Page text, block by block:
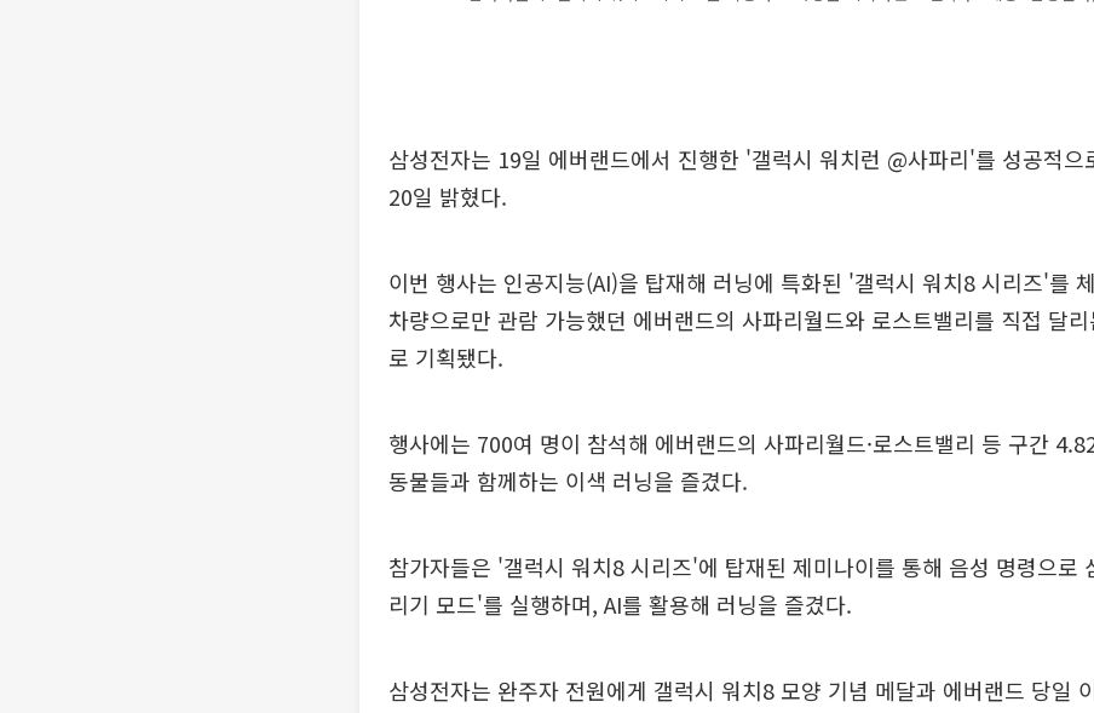
삼성전자는 19일 에버랜드에서 진행한 '갤럭시 워치런 @사파리'를 성공적으
20일 밝혔다.
이번 행사는 인공지능(AI)을 탑재해 러닝에 특화된 '갤럭시 워치8 시리즈'를
차량으로만 관람 가능했던 에버랜드의 사파리월드와 로스트밸리를 직접 달
로 기획됐다.
행사에는 700여 명이 참석해 에버랜드의 사파리월드·로스트밸리 등 구간
동물들과 함께하는 이색 러닝을 즐겼다.
참가자들은 '갤럭시 워치8 시리즈'에 탑재된 제미나이를 통해 음성 명령으로
리기 모드'를 실행하며, AI를 활용해 러닝을 즐겼다.
삼성전자는 완주자 전원에게 갤럭시 워치8 모양 기념 메달과 에버랜드 당일